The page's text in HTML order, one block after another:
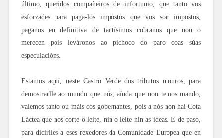
último, queridos compañeiros de infortunio, que tanto vos
esforzades para paga-los impostos que vos son impostos,
paganos en definitiva de tantísimos cobranos que non o
merecen pois leváronos ao pichoco do paro coas súas
especulacións.
Estamos aquí, neste Castro Verde dos tributos mouros, para
demostrarlle ao mundo que nós, aínda que non temos mando,
valemos tanto ou máis cós gobernantes, pois a nós non hai Cota
Láctea que nos corte o leite, nin o leite nin as ideas. E de paso,
para dicirlles a eses rexedores da Comunidade Europea que en